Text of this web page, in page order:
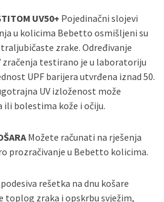
UV50+ Pojedinačni slojevi
u kolicima Bebetto osmišljeni su
zrake. Određivanje
testirano je u laboratoriju
UPF barijera utvrđena iznad 50.
UV izloženost može
bolestima kože i očiju.
Možete računati na rješenja
prozračivanje u Bebetto kolicima.
rešetka na dnu košare
toplog zraka i opskrbu svježim,